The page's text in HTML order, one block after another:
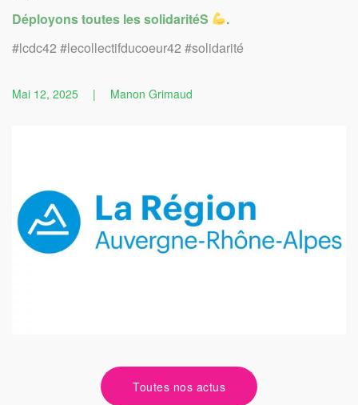
Déployons toutes les solidaritéS
.
#lcdc42 #lecollectifducoeur42 #solidarité
Mai 12, 2025 | Manon Grimaud
Toutes nos actus